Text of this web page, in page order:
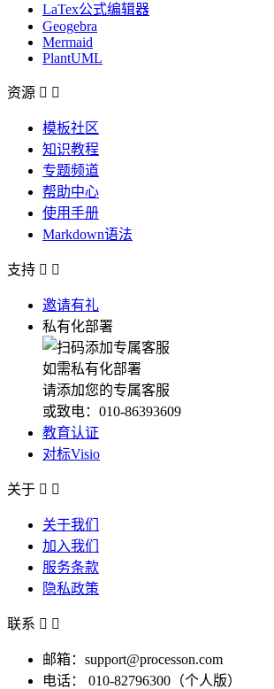
LaTex公式编辑器
Geogebra
Mermaid
PlantUML
资源  
模板社区
知识教程
专题频道
帮助中心
使用手册
Markdown语法
支持  
邀请有礼
私有化部署
如需私有化部署
请添加您的专属客服
或致电：010-86393609
教育认证
对标Visio
关于  
关于我们
加入我们
服务条款
隐私政策
联系  
邮箱：support@processon.com
电话：
010-82796300（个人版）